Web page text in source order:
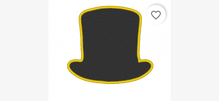
favorite_border